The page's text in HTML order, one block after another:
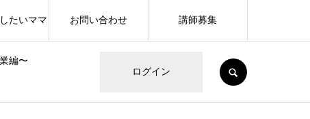
ログイン
SEARCH
たいママ
編〜
お問い合わせ 講師募集